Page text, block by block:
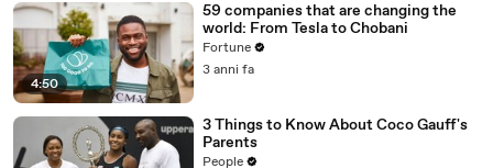
4:50
59 companies that are changing the
world: From Tesla to Chobani
Fortune
3 anni fa
3 Things to Know About Coco Gauff's
Parents
People